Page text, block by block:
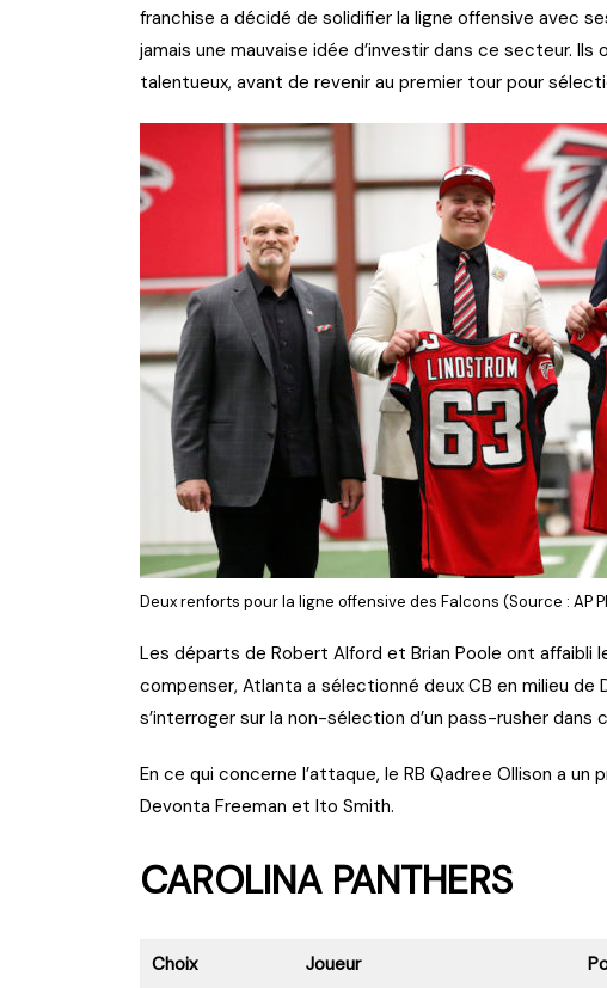
franchise a décidé de solidifier la ligne offensive avec
jamais une mauvaise idée d’investir dans ce secteur. Ils
talentueux, avant de revenir au premier tour pour
Deux renforts pour la ligne offensive des Falcons (Source : AP
Les départs de Robert Alford et Brian Poole ont affaibli
compenser, Atlanta a sélectionné deux CB en milieu de
s’interroger sur la non-sélection d’un pass-rusher
En ce qui concerne l’attaque, le RB Qadree Ollison a
Devonta Freeman et Ito Smith.
CAROLINA PANTHERS
Choix Joueur